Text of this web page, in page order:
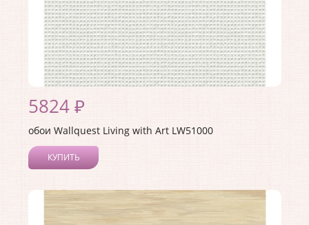
5824 ₽
обои Wallquest Living with Art LW51000
КУПИТЬ
Коллекция:Living with Art
Длина рулона: 8.23
Ширина рулона:
0.68